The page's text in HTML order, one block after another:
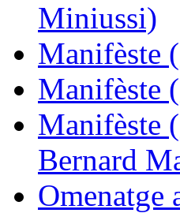
Miniussi)
Manifèste
Manifèste
Manifèste
Bernard
Omenatge